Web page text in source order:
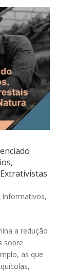
Informativos,
a redução
sobre
as que